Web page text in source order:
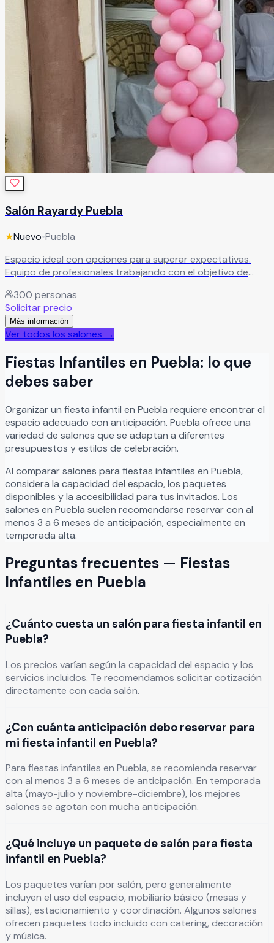
Salón Rayardy Puebla
★Nuevo•Puebla
Espacio ideal con opciones para superar expectativas.
Equipo de profesionales trabajando con el objetivo de
siempre.Leer más
300 personas
Solicitar precio
Más información
Ver todos los salones →
Fiestas Infantiles en Puebla: lo que
debes saber
Organizarun fiesta infantil en Puebla requiere encontrar el
espacio adecuado con anticipación. Puebla ofrece una
variedad de salones que se adaptan a diferentes
presupuestos y estilos de celebración.
Al comparar salones para fiestas infantiles en Puebla,
considera la capacidad del espacio, los paquetes
disponibles y la accesibilidad para tus invitados. Los
salones en Puebla suelen recomendarse reservar con al
menos 3 a 6 meses de anticipación, especialmente en
temporada alta.
Preguntas frecuentes — Fiestas
Infantiles en Puebla
¿Cuánto cuesta un salón para fiesta infantil en
Puebla?
Los precios varían según la capacidad del espacio y los
servicios incluidos. Te recomendamos solicitar cotización
directamente con cada salón.
¿Con cuánta anticipación debo reservar para
mi fiesta infantil en Puebla?
Para fiestas infantiles en Puebla, se recomienda reservar
con al menos 3 a 6 meses de anticipación. En temporada
alta (mayo-julio y noviembre-diciembre), los mejores
salones se agotan con mucha anticipación.
¿Qué incluye un paquete de salón para fiesta
infantil en Puebla?
Los paquetes varían por salón, pero generalmente
incluyen el uso del espacio, mobiliario básico (mesas y
sillas), estacionamiento y coordinación. Algunos salones
ofrecen paquetes todo incluido con catering, decoración
y música.